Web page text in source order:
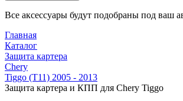
Все аксессуары будут подобраны под ваш
Главная
Каталог
Защита картера
Chery
Tiggo (T11) 2005 - 2013
Защита картера и КПП для Chery Tiggo